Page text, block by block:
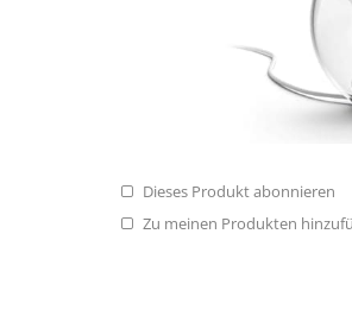
Dieses Produkt abonnieren
Zu meinen Produkten